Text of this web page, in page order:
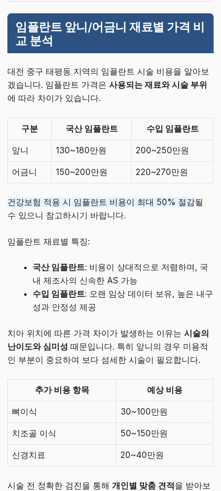
임플란트 앞니/어금니 재료별 가격 비
교 분석
대전 중구 태평동 지역의 임플란트 시술 비용을 알아보
겠습니다. 임플란트 가격은 사용되는 재료와 시술 부위
에 따라 차이가 있습니다.
구분 국산 임플란트 수입 임플란트
앞니 130~180만원 200~250만원
어금니 150~200만원 220~270만원
건강보험 적용 시 임플란트 비용이 최대 50% 절감될
수 있으니 참고하시기 바랍니다.
임플란트 재료별 특징:
국산 임플란트: 비용이 상대적으로 저렴하며, 국
내 제조사의 신속한 AS 가능
수입 임플란트: 오랜 임상 데이터 보유, 높은 내구
성과 안정성 제공
치아 위치에 따른 가격 차이가 발생하는 이유는 시술의
난이도와 심미성 때문입니다. 특히 앞니의 경우 미용적
인 부분이 중요하여 보다 섬세한 시술이 필요합니다.
추가 비용 항목 예상 비용
뼈이식 30~100만원
치조골 이식 50~150만원
신경치료 20~40만원
시술 전 정확한 검진을 통해 개인별 맞춤 견적을 받아보